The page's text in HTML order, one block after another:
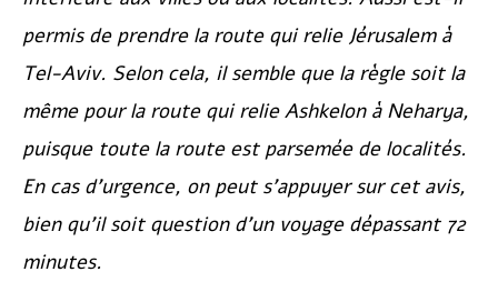
permis de prendre la route qui relie Jérusalem à
Tel-Aviv. Selon cela, il semble que la règle soit la
même pour la route qui relie Ashkelon à Neharya,
puisque toute la route est parsemée de localités.
En cas d’urgence, on peut s’appuyer sur cet avis,
bien qu’il soit question d’un voyage dépassant 72
minutes.